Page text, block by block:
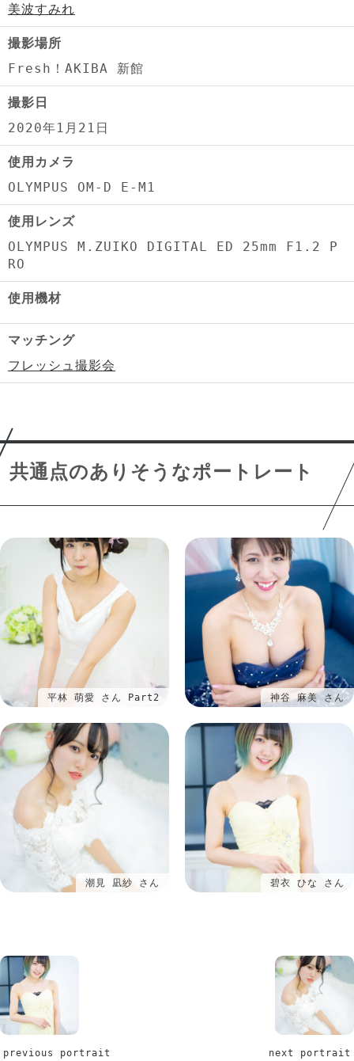
美波すみれ
撮影場所
Fresh！AKIBA 新館
撮影日
2020年1月21日
使用カメラ
OLYMPUS OM-D E-M1
使用レンズ
OLYMPUS M.ZUIKO DIGITAL ED 25mm F1.2 P
RO
使用機材
マッチング
フレッシュ撮影会
共通点のありそうなポートレート
平林 萌愛 さん Part2 神谷 麻美 さん
潮見 凪紗 さん 碧衣 ひな さん
previous portrait next portrait